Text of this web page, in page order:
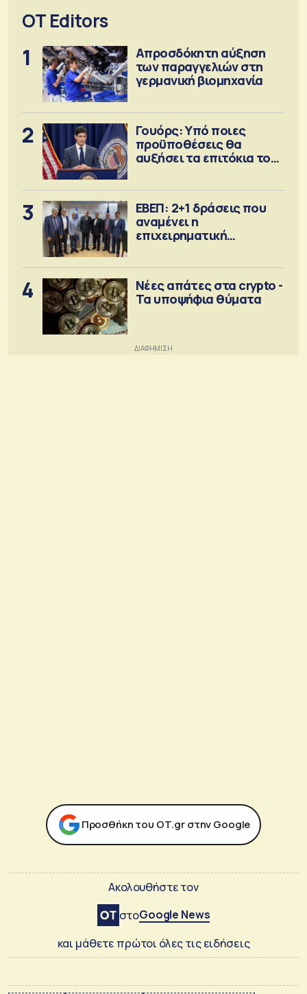
OT Editors
1
Απροσδόκητη αύξηση
των παραγγελιών στη
γερμανική βιομηχανία
2
Γουόρς: Υπό ποιες
προϋποθέσεις θα
αυξήσει τα επιτόκια τον
3
ΕΒΕΠ: 2+1 δράσεις που
αναμένει η
επιχειρηματική
4
Νέες απάτες στα crypto -
Τα υποψήφια θύματα
Προσθήκη του ΟΤ.gr στην Google
Ακολουθήστε τον
στοGoogle News
και μάθετε πρώτοι όλες τις ειδήσεις